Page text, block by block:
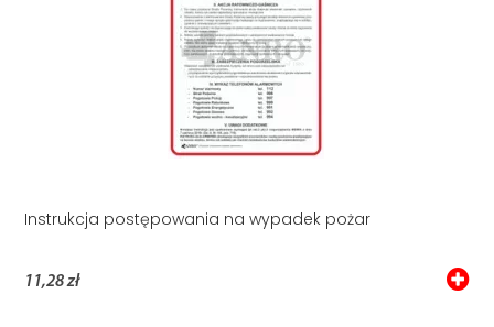
Instrukcja postępowania na wypadek pożar
11,28 zł